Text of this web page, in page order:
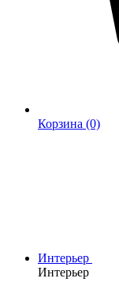
Корзина (0)
Интерьер
Интерьер